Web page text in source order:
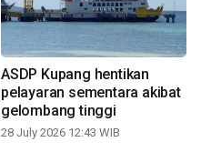
ASDP Kupang hentikan
pelayaran sementara akibat
gelombang tinggi
28 July 2026 12:43 WIB